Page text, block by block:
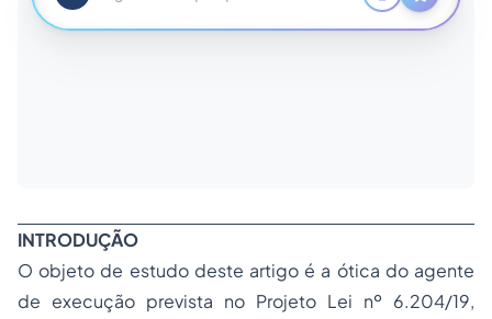
INTRODUÇÃO
O objeto de estudo deste artigo é a ótica do agente
de execução prevista no Projeto Lei nº 6.204/19,